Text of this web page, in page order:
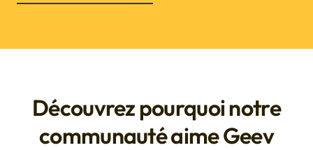
Découvrez pourquoi notre
communauté aime Geev